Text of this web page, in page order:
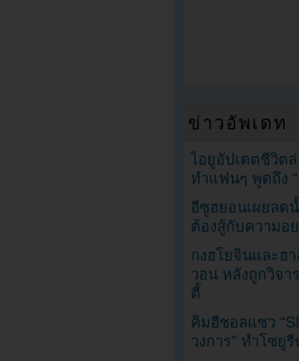
ข่าวอัพเดท
ไอยูอัปเดตชีวิต
ทำแฟนๆ พูดถึง
อีซูฮยอนเผยลด
ต้องสู้กับความอ
กงฮโยจินและฮ
วอน หลังถูกวิจา
ตี้
คิมฮีชอลแซว
วงการ” ทำโซยู